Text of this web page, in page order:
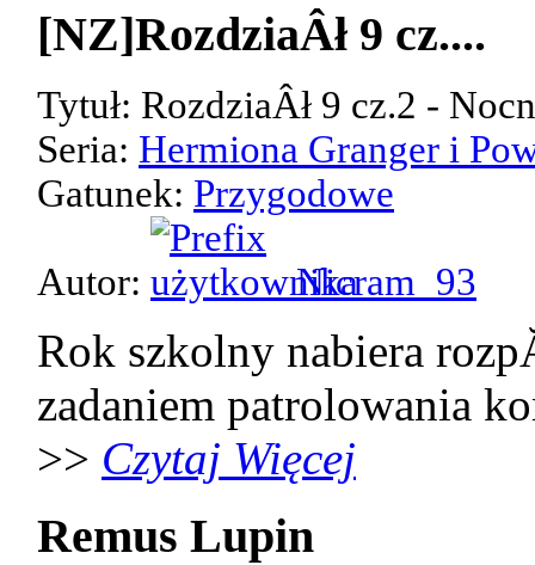
[NZ]RozdziaÂł 9 cz....
Tytuł: RozdziaÂł 9 cz.2 -
Seria: Hermiona Granger i
Gatunek: Przygodowe
Autor: Nicram_93
Rok szkolny nabiera
zadaniem patrolowania
>> Czytaj Więcej
Remus Lupin